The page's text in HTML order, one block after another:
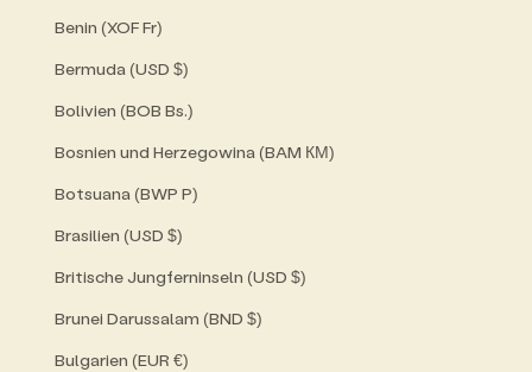
Benin (XOF Fr)
Bermuda (USD $)
Bolivien (BOB Bs.)
Bosnien und Herzegowina (BAM КМ)
Botsuana (BWP P)
Brasilien (USD $)
Britische Jungferninseln (USD $)
Brunei Darussalam (BND $)
Bulgarien (EUR €)